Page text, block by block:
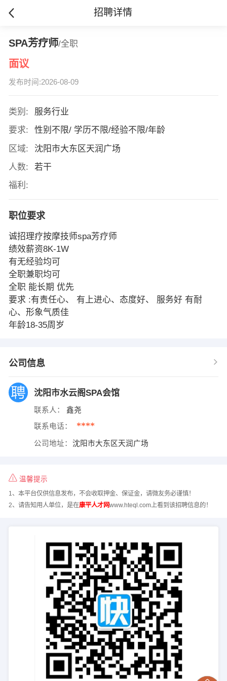
招聘详情
SPA芳疗师/全职
面议
发布时间:2026-08-09
类别:
服务行业
要求:
性别不限/ 学历不限/经验不限/年龄
区域:
沈阳市大东区天润广场
人数:
若干
福利:
职位要求
诚招理疗按摩技师spa芳疗师
绩效薪资8K-1W
有无经验均可
全职兼职均可
全职 能长期 优先
要求 :有责任心、 有上进心、态度好、 服务好 有耐
心、形象气质佳
年龄18-35周岁
公司信息
沈阳市水云阁SPA会馆
联系人： 鑫尧
联系电话： ****
公司地址： 沈阳市大东区天润广场
温馨提示
1、本平台仅供信息发布，不会收取押金、保证金，请微友务必谨慎！
2、请告知用人单位，是在康平人才网www.hteql.com上看到该招聘信息的！